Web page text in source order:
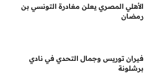
الأهلي المصري يعلن مغادرة التونسي بن
رمضان
فيران توريس وجمال التحدي في نادي
برشلونة